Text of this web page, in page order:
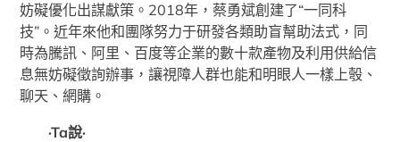
妨礙優化出謀獻策。2018年，蔡勇斌創建了“一同科
技”。近年來他和團隊努力于研發各類助盲幫助法式，同
時為騰訊、阿里、百度等企業的數十款產物及利用供給信
息無妨礙徵詢辦事，讓視障人群也能和明眼人一樣上彀、
聊天、網購。
·Ta說·